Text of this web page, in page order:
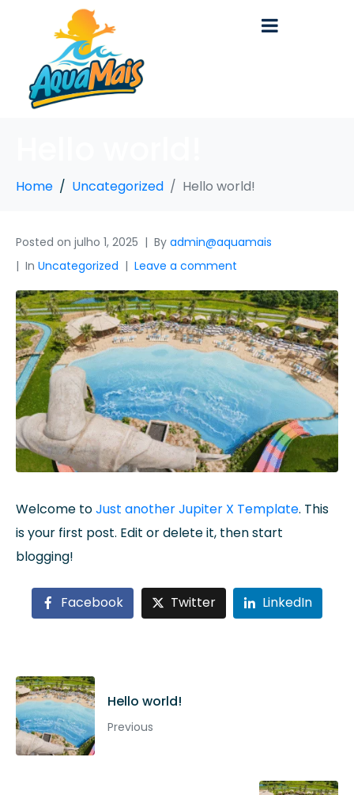
Home Uncategorized Hello world!
Posted on julho 1, 2025 By admin@aquamais
In Uncategorized Leave a comment
Welcome toJust another Jupiter X Template. This
is your first post. Edit or delete it, then start
blogging!
Facebook Twitter LinkedIn
Hello world!
Previous